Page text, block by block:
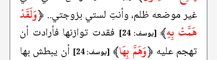
غير موضعه ظلم، وأنتِ لستي بزوجتي.. ﴿وَلَقَدْ
هَمَّتْ بِهِ﴾ [يوسف: 24]
فقدت توازنها فأرادت أن
تهجم عليه ﴿وَهَمَّ بِهَا﴾ [يوسف: 24] أن يبطش بها